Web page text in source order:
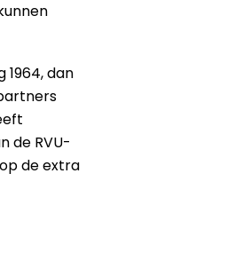
dan
de RVU-
de extra